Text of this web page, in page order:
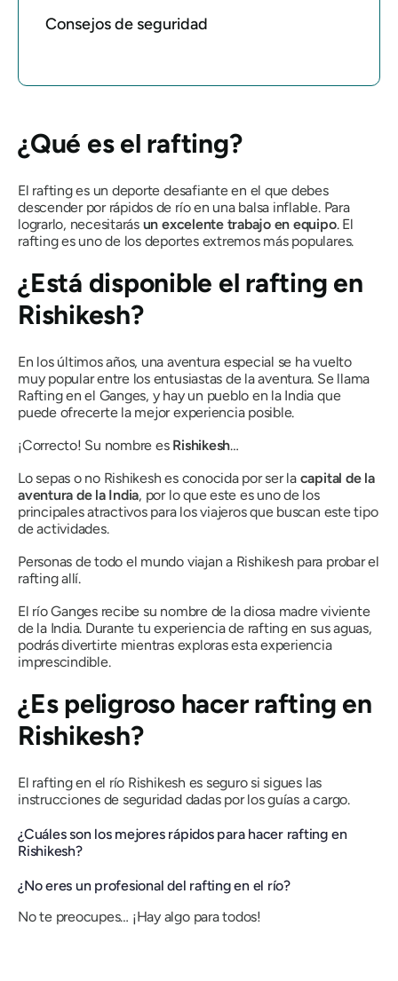
Consejos de seguridad
¿Qué es el rafting?
El rafting es un deporte desafiante en el que debes
descender por rápidos de río en una balsa inflable. Para
lograrlo, necesitarás un excelente trabajo en equipo. El
rafting es uno de los deportes extremos más populares.
¿Está disponible el rafting en
Rishikesh?
En los últimos años, una aventura especial se ha vuelto
muy popular entre los entusiastas de la aventura. Se llama
Rafting en el Ganges, y hay un pueblo en la India que
puede ofrecerte la mejor experiencia posible.
¡Correcto! Su nombre es Rishikesh…
Lo sepas o no Rishikesh es conocida por ser la capital de la
aventura de la India, por lo que este es uno de los
principales atractivos para los viajeros que buscan este tipo
de actividades.
Personas de todo el mundo viajan a Rishikesh para probar el
rafting allí.
El río Ganges recibe su nombre de la diosa madre viviente
de la India. Durante tu experiencia de rafting en sus aguas,
podrás divertirte mientras exploras esta experiencia
imprescindible.
¿Es peligroso hacer rafting en
Rishikesh?
El rafting en el río Rishikesh es seguro si sigues las
instrucciones de seguridad dadas por los guías a cargo.
¿Cuáles son los mejores rápidos para hacer rafting en
Rishikesh?
¿No eres un profesional del rafting en el río?
No te preocupes… ¡Hay algo para todos!